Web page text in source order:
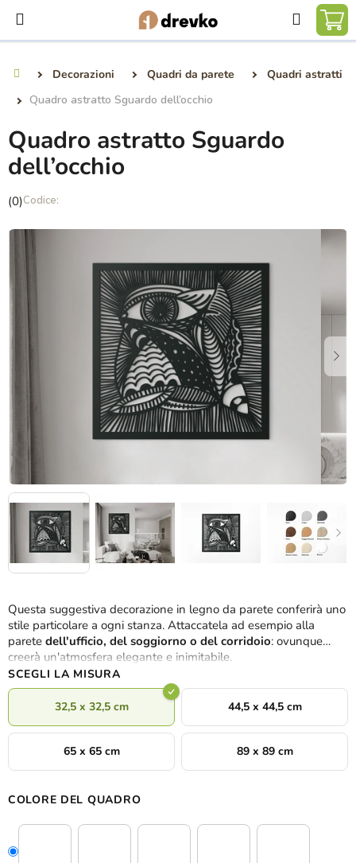
contenuto
Ricerca
Decorazioni Quadri da parete
Quadri astratti
Quadro astratto Sguardo dell’occhio
Questa suggestiva decorazione in legno da parete conferirà uno
stile particolare a ogni stanza. Attaccatela ad esempio alla
parete dell'ufficio, del soggiorno o del corridoio: ovunque
creerà un'atmosfera elegante e inimitabile.
SCEGLI LA MISURA
32,5 x 32,5 cm 44,5 x 44,5 cm
65 x 65 cm 89 x 89 cm
COLORE DEL QUADRO
Quadro astratto Sguardo
dell’occhio
La
media
su
5
(0)